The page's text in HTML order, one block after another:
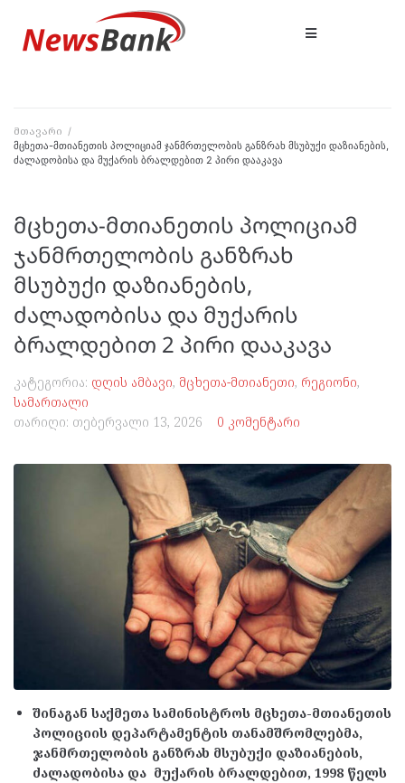
მთავარი /
მცხეთა-მთიანეთის პოლიციამ ჯანმრთელობის განზრახ მსუბუქი დაზიანების,
ძალადობისა და მუქარის ბრალდებით 2 პირი დააკავა
მცხეთა-მთიანეთის პოლიციამ
ჯანმრთელობის განზრახ
მსუბუქი დაზიანების,
ძალადობისა და მუქარის
ბრალდებით 2 პირი დააკავა
კატეგორია: დღის ამბავი, მცხეთა-მთიანეთი, რეგიონი,
სამართალი
თარიღი: თებერვალი 13, 2026 0 კომენტარი
შინაგან საქმეთა სამინისტროს მცხეთა-მთიანეთის
პოლიციის დეპარტამენტის თანამშრომლებმა,
ჯანმრთელობის განზრახ მსუბუქი დაზიანების,
ძალადობისა და მუქარის ბრალდებით, 1998 წელს